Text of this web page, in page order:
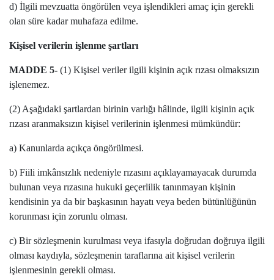
d) İlgili mevzuatta öngörülen veya işlendikleri amaç için gerekli
olan süre kadar muhafaza edilme.
Kişisel verilerin işlenme şartları
MADDE 5- (1) Kişisel veriler ilgili kişinin açık rızası olmaksızın
işlenemez.
(2) Aşağıdaki şartlardan birinin varlığı hâlinde, ilgili kişinin açık
rızası aranmaksızın kişisel verilerinin işlenmesi mümkündür:
a) Kanunlarda açıkça öngörülmesi.
b) Fiili imkânsızlık nedeniyle rızasını açıklayamayacak durumda
bulunan veya rızasına hukuki geçerlilik tanınmayan kişinin
kendisinin ya da bir başkasının hayatı veya beden bütünlüğünün
korunması için zorunlu olması.
c) Bir sözleşmenin kurulması veya ifasıyla doğrudan doğruya ilgili
olması kaydıyla, sözleşmenin taraflarına ait kişisel verilerin
işlenmesinin gerekli olması.